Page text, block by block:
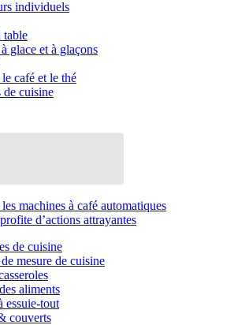
individuels
table
glace et à glaçons
café et le thé
de cuisine
machines à café automatiques
d’actions attrayantes
de cuisine
mesure de cuisine
aliments
essuie-tout
couverts